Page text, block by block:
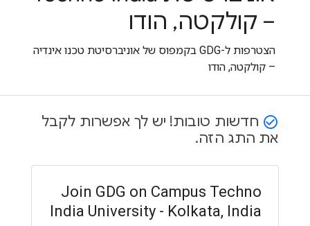
– קולקטה, הודו
הצטרפות ל-GDG בקמפוס של אוניברסיטת טכנו אינדיה
– קולקטה, הודו
check_circle_outline חדשות טובות! יש לך אפשרות לקבל
את התג הזה.
Join GDG on Campus Techno
India University - Kolkata, India